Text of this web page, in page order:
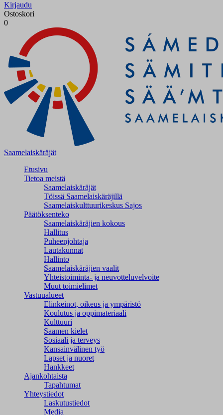
Kirjaudu
Ostoskori
0
Saamelaiskäräjät
Etusivu
Tietoa meistä
Saamelaiskäräjät
Töissä Saamelaiskäräjillä
Saamelaiskulttuuri­keskus Sajos
Päätöksenteko
Saamelaiskäräjien kokous
Hallitus
Puheenjohtaja
Lautakunnat
Hallinto
Saamelaiskäräjien vaalit
Yhteistoiminta- ja neuvotteluvelvoite
Muut toimielimet
Vastuualueet
Elinkeinot, oikeus ja ympäristö
Koulutus ja oppimateriaali
Kulttuuri
Saamen kielet
Sosiaali ja terveys
Kansainvälinen työ
Lapset ja nuoret
Hankkeet
Ajankohtaista
Tapahtumat
Yhteystiedot
Laskutustiedot
Media